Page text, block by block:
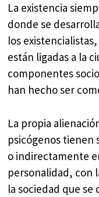
La existencia
donde se
los
están ligadas a la
componentes
han hecho ser
La propia
psicógenos tienen
o indirectamente
personalidad, con
la sociedad que se